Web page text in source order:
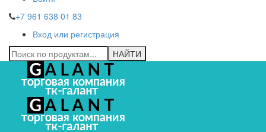
+7 961 638 01 83
Вход или регистрация